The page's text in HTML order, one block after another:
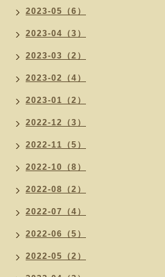
2023-05（6）
2023-04（3）
2023-03（2）
2023-02（4）
2023-01（2）
2022-12（3）
2022-11（5）
2022-10（8）
2022-08（2）
2022-07（4）
2022-06（5）
2022-05（2）